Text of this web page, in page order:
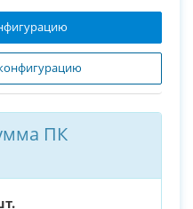
ПК